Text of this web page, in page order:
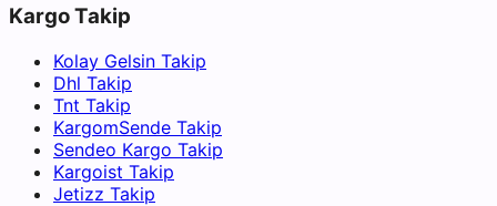
Kargo Takip
Kolay Gelsin Takip
Dhl Takip
Tnt Takip
KargomSende Takip
Sendeo Kargo Takip
Kargoist Takip
Jetizz Takip